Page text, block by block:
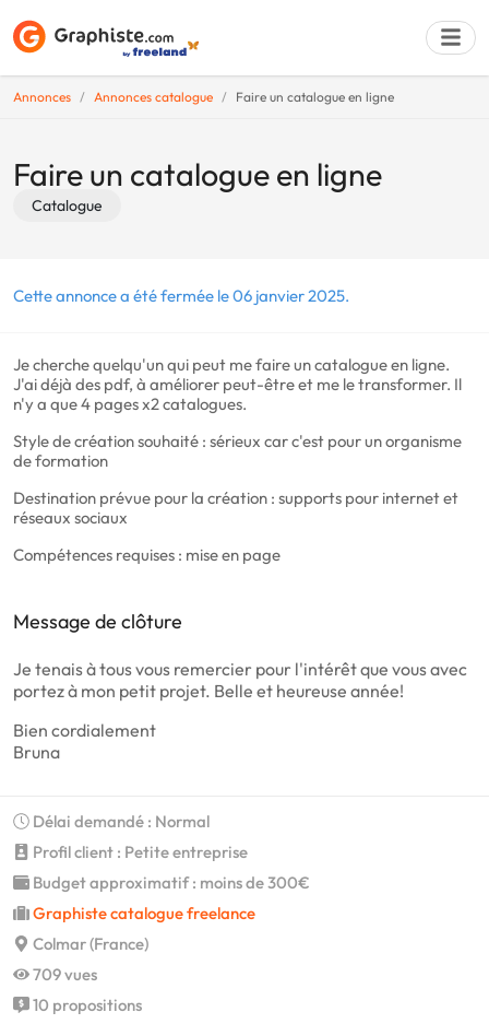
Annonces Annonces catalogue Faire un catalogue en ligne
Faire un catalogue en ligne
Catalogue
Cette annonce a été fermée le 06 janvier 2025.
Je cherche quelqu'un qui peut me faire un catalogue en ligne.
J'ai déjà des pdf, à améliorer peut-être et me le transformer. Il
n'y a que 4 pages x2 catalogues.
Style de création souhaité : sérieux car c'est pour un organisme
de formation
Destination prévue pour la création : supports pour internet et
réseaux sociaux
Compétences requises : mise en page
Message de clôture
Je tenais à tous vous remercier pour l'intérêt que vous avec
portez à mon petit projet. Belle et heureuse année!
Bien cordialement
Bruna
Délai demandé : Normal
Profil client : Petite entreprise
Budget approximatif : moins de 300€
Graphiste catalogue freelance
Colmar (France)
709 vues
10 propositions